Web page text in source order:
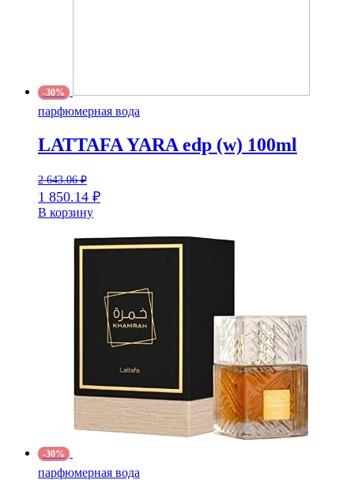
-30%
парфюмерная вода
LATTAFA YARA edp (w) 100ml
2 643.06₽
1 850.14 ₽
В корзину
-30%
парфюмерная вода